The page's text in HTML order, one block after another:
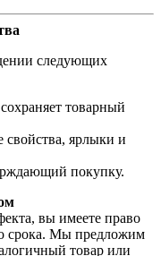
следующих
товарный
свойства, ярлыки и
покупку.
вы имеете право
срока. Мы предложим
товар или